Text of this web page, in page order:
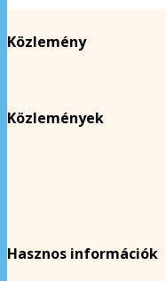
Közlemény
Közlemények
Hasznos információk